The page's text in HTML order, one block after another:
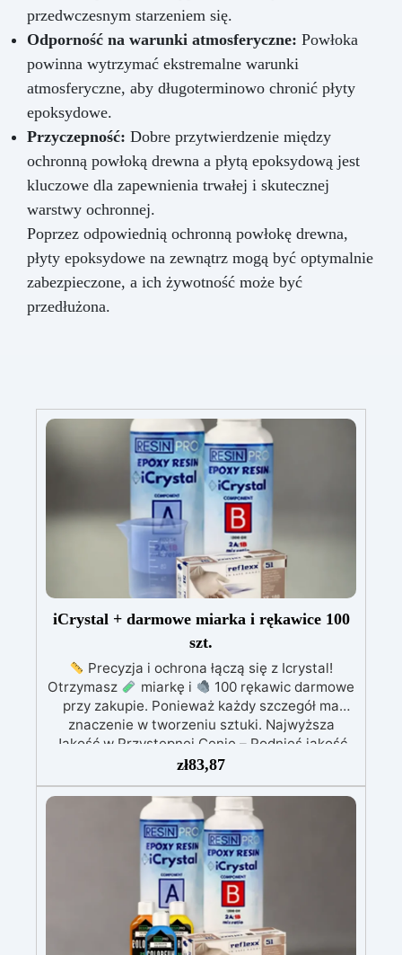
przedwczesnym starzeniem się.
Odporność na warunki atmosferyczne: Powłoka
powinna wytrzymać ekstremalne warunki
atmosferyczne, aby długoterminowo chronić płyty
epoksydowe.
Przyczepność: Dobre przytwierdzenie między
ochronną powłoką drewna a płytą epoksydową jest
kluczowe dla zapewnienia trwałej i skutecznej
warstwy ochronnej.
Poprzez odpowiednią ochronną powłokę drewna,
płyty epoksydowe na zewnątrz mogą być optymalnie
zabezpieczone, a ich żywotność może być
przedłużona.
iCrystal + darmowe miarka i rękawice 100
szt.
Precyzja i ochrona łączą się z Icrystal!
Otrzymasz
miarkę i
100 rękawic darmowe
przy zakupie. Ponieważ każdy szczegół ma
znaczenie w tworzeniu sztuki. Najwyższa
Jakość w Przystępnej Cenie – Podnieś jakość
swoich dzieł bez rujnowania portfela! ICRYSTAL
oferuje najwyższą jakość za ułamek kosztów.
Kryształowa Jasność – Osiągnij niezrównaną
klarowność dzięki naszej bezbłędnej,
kryształowo czystej żywicy epoksydowej. Twoje
projekty będą mienić się szklanym
wykończeniem, które zachwyca.
na UV - Ciesz się długowiecznością swoich
projektów! ICRYSTAL jest specjalnie
opracowana, aby nie żółkła z czasem,
zapewniając, że Twoje twory pozostaną żywe i
zł83,87